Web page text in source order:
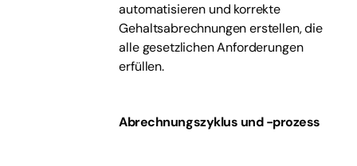
automatisieren und korrekte
Gehaltsabrechnungen erstellen, die
alle gesetzlichen Anforderungen
erfüllen.
Abrechnungszyklus und -prozess